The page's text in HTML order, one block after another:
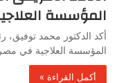
المؤسسة
أكد الدكتور محمد توفيق،
المؤسسة العلاجية في
أكمل القراءة »